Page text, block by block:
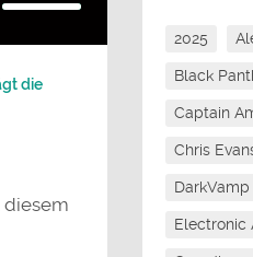
um
zu
die
diesem
2025
Black
Captain
Chris
DarkVamp
Electronic